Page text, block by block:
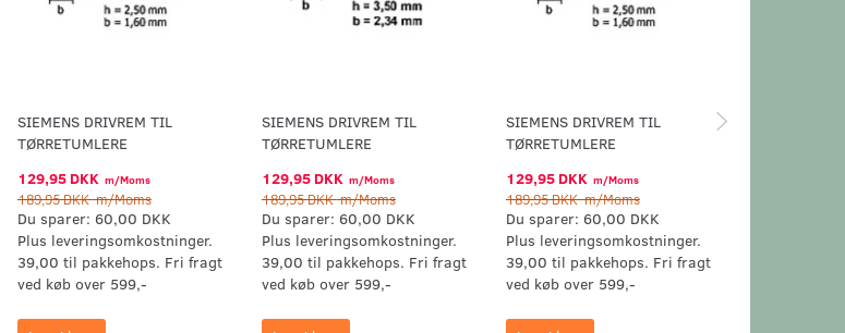
SIEMENS DRIVREM TIL
TØRRETUMLERE
129,95 DKK m/Moms
189,95 DKKm/Moms
Du sparer: 60,00 DKK
Plus leveringsomkostninger.
39,00 til pakkehops. Fri fragt
ved køb over 599,-
SIEMENS DRIVREM TIL
TØRRETUMLERE
129,95 DKK m/Moms
189,95 DKKm/Moms
Du sparer: 60,00 DKK
Plus leveringsomkostninger.
39,00 til pakkehops. Fri fragt
ved køb over 599,-
SIEMENS DRIVREM TIL
TØRRETUMLERE
129,95 DKK m/Moms
189,95 DKKm/Moms
Du sparer: 60,00 DKK
Plus leveringsomkostninger.
39,00 til pakkehops. Fri fragt
ved køb over 599,-